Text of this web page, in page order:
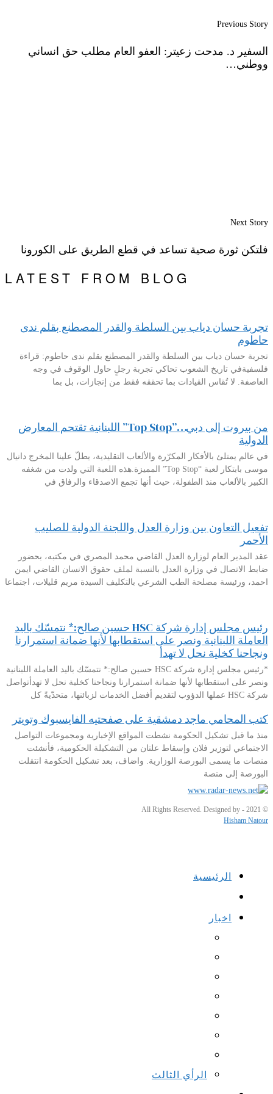
Previous Story
السفير د. مدحت زعيتر: العفو العام مطلب حق انساني
ووطني…
Next Story
فلتكن ثورة صحية تساعد في قطع الطريق على الكورونا
LATEST FROM BLOG
تجربة حسان دياب بين السلطة والقدر المصطنع بقلم ندى
حاطوم
تجربة حسان دياب بين السلطة والقدر المصطنع بقلم ندى حاطوم: قراءة
فلسفيةفي تاريخ الشعوب تحاكي تجربة رجلٍ حاول الوقوف في وجه
العاصفة. لا تُقاس القيادات بما تحققه فقط من إنجازات، بل بما
من بيروت إلى دبي…”Top Stop” اللبنانية تقتحم المعارض
الدولية
في عالم يمتلئ بالأفكار المكرّرة والألعاب التقليدية، يطلّ علينا المخرج دانيال
موسى بابتكار لعبة “Top Stop” المميزة.هذه اللعبة التي ولدت من شغفه
الكبير بالألعاب منذ الطفولة، حيث أنها تجمع الاصدقاء والرفاق في
تفعيل التعاون بين وزارة العدل واللجنة الدولية للصليب
الأحمر
عقد المدير العام لوزارة العدل القاضي محمد المصري في مكتبه، بحضور
ضابط الاتصال في وزارة العدل بالنسبة لملف حقوق الانسان القاضي ايمن
احمد، ورئيسة مصلحة الطب الشرعي بالتكليف السيدة مريم قليلات، اجتماعا
رئيس مجلس إدارة شركة HSC حسين صالح:* نتمسّك باليد
العاملة اللبنانية ونصر على استقطابها لأنها ضمانة استمرارنا
ونجاحنا كخلية نحل لا تهدأ
*رئيس مجلس إدارة شركة HSC حسين صالح:* نتمسّك باليد العاملة اللبنانية
ونصر على استقطابها لأنها ضمانة استمرارنا ونجاحنا كخلية نحل لا تهدأتواصل
شركة HSC عملها الدؤوب لتقديم أفضل الخدمات لزبائنها، متحدّيةً كل
كتب المحامي ماجد دمشقية على صفحتيه الفايسبوك وتويتر
منذ ما قبل تشكيل الحكومة نشطت المواقع الإخبارية ومجموعات التواصل
الاجتماعي لتوزير فلان وإسقاط علتان من التشكيلة الحكومية، فأنشئت
منصات ما يسمى البورصة الوزارية. واضاف، بعد تشكيل الحكومة انتقلت
البورصة إلى منصة
© 2021 - All Rights Reserved. Designed by
Hisham Natour
الرئيسية
اخبار
الرأي الثالث